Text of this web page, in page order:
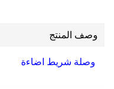
وصف المنتج
وصلة شريط اضاءة